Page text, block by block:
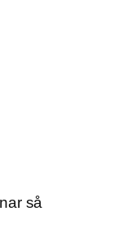
så